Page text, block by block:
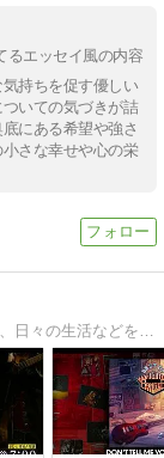
るエッセイ風の内容
持ちを促す優しい
いての気づきが詰
にある希望や強さ
さな幸せや心の栄
音楽の話題を中心に、スポーツ、気になる事、日々の生活などを綴っていきます。